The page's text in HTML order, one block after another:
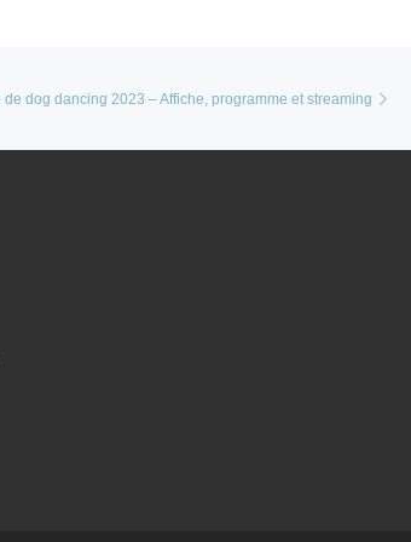
dog dancing 2023 – Affiche, programme et streaming